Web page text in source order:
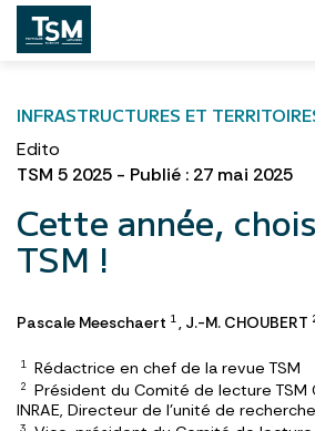
INFRASTRUCTURES ET
Edito
TSM 5 2025 - Publié : 27 mai 2025
Cette année,
TSM !
Pascale Meeschaert 1 , J.-M. CHOUBERT
1 Rédactrice en chef de la revue TSM
2 Président du Comité de lecture TSM
INRAE, Directeur de l'unité de recherche